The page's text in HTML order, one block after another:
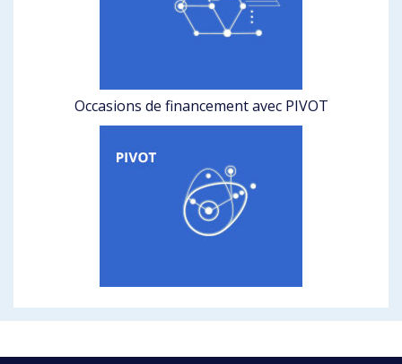
Occasions de financement avec PIVOT